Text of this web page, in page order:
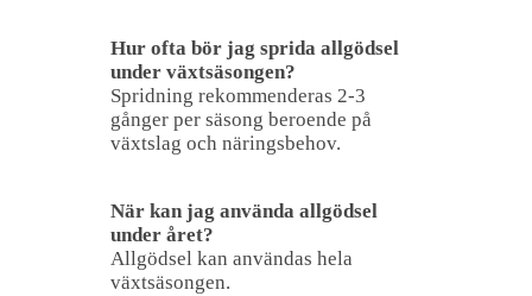
Hur ofta bör jag sprida allgödsel
under växtsäsongen?
Spridning rekommenderas 2-3
gånger per säsong beroende på
växtslag och näringsbehov.
När kan jag använda allgödsel
under året?
Allgödsel kan användas hela
växtsäsongen.